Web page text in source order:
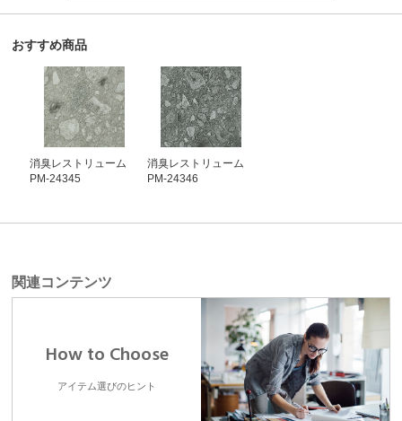
おすすめ商品
消臭レストリューム
PM-24345
消臭レストリューム
PM-24346
関連コンテンツ
How to Choose
アイテム選びのヒント